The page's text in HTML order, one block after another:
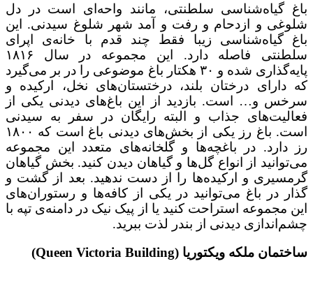
باغ گیاه‌شناسی سلطنتی، مانند واحه‌ای است در دل
شلوغی و ازدحام و رفت و آمد شهر شلوغ سیدنی. این
باغ گیاه‌شناسی زیبا فقط چند قدم با خانه‌ی اپرای
سلطنتی فاصله دارد. این مجموعه در سال ۱۸۱۶
پایه‌گذاری شده و ۳۰ هکتار باغ موضوعی را در بر می‌گیرد
که دارای درختان بلند، درختستان‌های نخل، ارکیده و
سرخس و… است. بازدید از این باغ‌های دیدنی یکی از
فعالیت‌های جذاب و البته رایگان در سفر به سیدنی
است. باغ رز یکی از بخش‌های دیدنی باغ است که ۱۸۰۰
رز دارد. در باغچه‌ها و گلخانه‌های متعدد این مجموعه
می‌توانید از انواع گل‌ها و گیاهان دیدن کنید. بخش گیاهان
گرمسیری و ارکیده‌ها را از دست ندهید. بعد از گشت و
گذار در باغ می‌توانید در یکی از کافه‌ها و رستوران‌های
این مجموعه استراحت کنید یا از پیک نیک در دامنه‌ی تپه با
چشم‌اندازی دیدنی از بندر لذت ببرید.
ساختمان ملکه ویکتوریا (Queen Victoria Building
)